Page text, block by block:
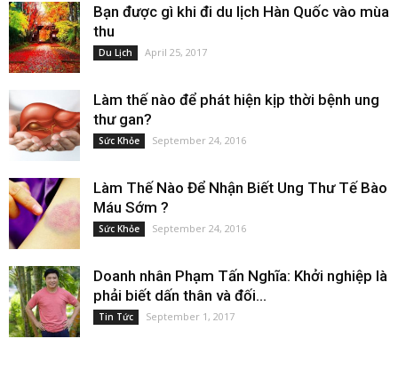
Bạn được gì khi đi du lịch Hàn Quốc vào mùa
thu
Du Lịch April 25, 2017
Làm thế nào để phát hiện kịp thời bệnh ung
thư gan?
Sức Khỏe September 24, 2016
Làm Thế Nào Để Nhận Biết Ung Thư Tế Bào
Máu Sớm ?
Sức Khỏe September 24, 2016
Doanh nhân Phạm Tấn Nghĩa: Khởi nghiệp là
phải biết dấn thân và đối...
Tin Tức September 1, 2017